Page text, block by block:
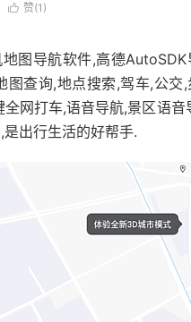
 赞(1 )
图导航软件,高德
图查询,地点搜索,驾车,公交,
网打车,语音导航,景区语音
出行生活的好帮手.